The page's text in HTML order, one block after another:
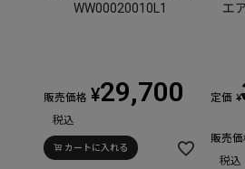
WW00020010L1
販売価格 ¥29,700
税込
カートに入れる
エ
定価 ¥
販売価
税込